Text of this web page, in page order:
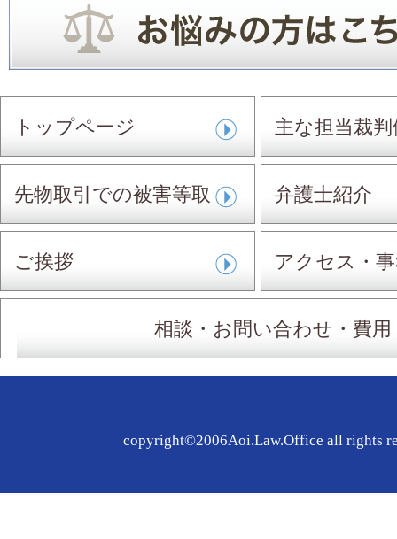
トップページ 主な担当裁判
先物取引での被害等取
扱事件
弁護士紹介
ご挨拶 アクセス・
相談・お問い合わせ・費用
copyright©2006Aoi.Law.Office all rights